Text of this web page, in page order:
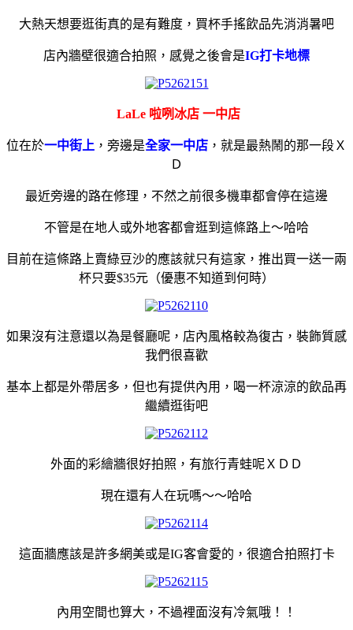
大熱天想要逛街真的是有難度，買杯手搖飲品先消消暑吧
店內牆壁很適合拍照，感覺之後會是IG打卡地標
LaLe 啦咧冰店 一中店
位在於一中街上 ，旁邊是全家一中店 ，就是最熱鬧的那一段Ｘ
Ｄ
最近旁邊的路在修理，不然之前很多機車都會停在這邊
不管是在地人或外地客都會逛到這條路上～哈哈
目前在這條路上賣綠豆沙的應該就只有這家，推出買一送一兩
杯只要$35元（優惠不知道到何時）
如果沒有注意還以為是餐廳呢，店內風格較為復古，裝飾質感
我們很喜歡
基本上都是外帶居多，但也有提供內用，喝一杯涼涼的飲品再
繼續逛街吧
外面的彩繪牆很好拍照，有旅行青蛙呢ＸＤＤ
現在還有人在玩嗎～～哈哈
這面牆應該是許多網美或是IG客會愛的，很適合拍照打卡
內用空間也算大，不過裡面沒有冷氣哦！！